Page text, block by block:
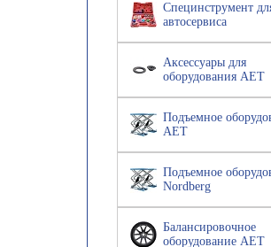
Специнструмент
автосервиса
Аксессуары для
оборудования АЕТ
Подъемное
AET
Подъемное
Nordberg
Балансировочное
оборудование AET